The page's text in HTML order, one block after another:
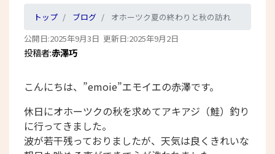
トップ ブログ
オホーツク夏の終わりと秋の訪れ
公開日:2025年9月3日 更新日:2025年9月2日
投稿者:赤澤巧
こんにちは、”emoie”エモイエの赤澤です。
休日にオホーツクの秋を求めてアキアジ（鮭）釣り
に行ってきました。
波が若干残っておりましたが、天気は良くきれいな